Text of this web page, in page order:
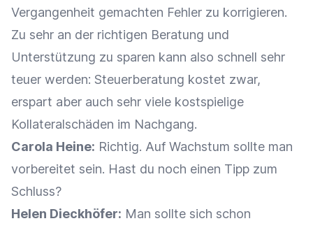
Vergangenheit gemachten Fehler zu korrigieren.
Zu sehr an der richtigen Beratung und
Unterstützung zu sparen kann also schnell sehr
teuer werden: Steuerberatung kostet zwar,
erspart aber auch sehr viele kostspielige
Kollateralschäden im Nachgang.
Carola Heine: Richtig. Auf Wachstum sollte man
vorbereitet sein. Hast du noch einen Tipp zum
Schluss?
Helen Dieckhöfer: Man sollte sich schon